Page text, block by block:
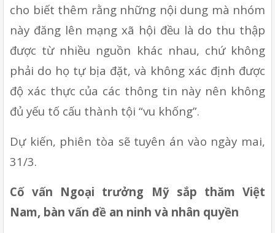
cho biết thêm rằng những nội dung mà nhóm
này đăng lên mạng xã hội đều là do thu thập
được từ nhiều nguồn khác nhau, chứ không
phải do họ tự bịa đặt, và không xác định được
độ xác thực của các thông tin này nên không
đủ yếu tố cấu thành tội “vu khống”.
Dự kiến, phiên tòa sẽ tuyên án vào ngày mai,
31/3.
Cố vấn Ngoại trưởng Mỹ sắp thăm Việt
Nam, bàn vấn đề an ninh và nhân quyền